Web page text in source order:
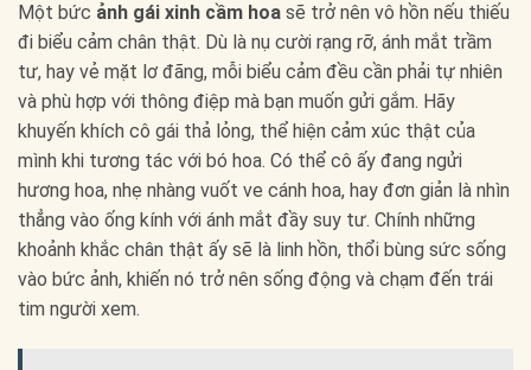
Một bức ảnh gái xinh cầm hoa sẽ trở nên vô hồn nếu thiếu
đi biểu cảm chân thật. Dù là nụ cười rạng rỡ, ánh mắt trầm
tư, hay vẻ mặt lơ đãng, mỗi biểu cảm đều cần phải tự nhiên
và phù hợp với thông điệp mà bạn muốn gửi gắm. Hãy
khuyến khích cô gái thả lỏng, thể hiện cảm xúc thật của
mình khi tương tác với bó hoa. Có thể cô ấy đang ngửi
hương hoa, nhẹ nhàng vuốt ve cánh hoa, hay đơn giản là nhìn
thẳng vào ống kính với ánh mắt đầy suy tư. Chính những
khoảnh khắc chân thật ấy sẽ là linh hồn, thổi bùng sức sống
vào bức ảnh, khiến nó trở nên sống động và chạm đến trái
tim người xem.